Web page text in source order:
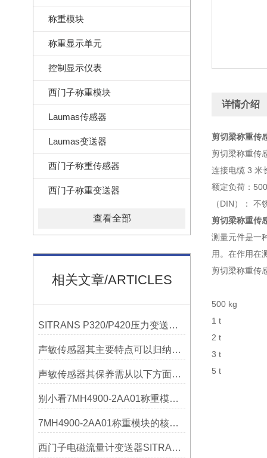
称重模块
称重显示单元
控制显示仪表
西门子称重模块
Laumas传感器
Laumas变送器
西门子称重传感器
西门子称重变送器
查看全部
相关文章/ARTICLES
SITRANS P320/P420压力变送器概述
声敏传感器其主要特点可以归纳为以下几个核心维度
声敏传感器其保养需从以下方面入手
别小看7MH4900-2AA01称重模块！这些你日常接触的领域，早已离不开它
7MH4900-2AA01称重模块的核心亮点，藏着让效率翻倍的“关键密码”
西门子电磁流量计变送器SITRANS FMT020的功能
详情介绍
剪切梁称重传
剪切梁称重传
连接电缆 3 米
额定负荷：
（DIN）：
剪切梁称重传
测量元件是一
用。在作用在
剪切梁称重传
500 kg
1
2
3
5